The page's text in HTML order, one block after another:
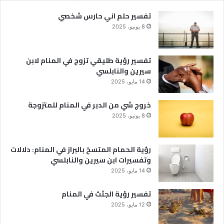
تفسير حلم اني حارس شخصي
8 يونيو، 2025
تفسير رؤية طليقي تزوج في المنام لابن
سيرين والنابلسي
14 مايو، 2025
خروج شي من الدبر في المنام للمتزوجة
8 يونيو، 2025
رؤية الحمام المتسخ بالبراز في المنام: دلالات
وتفسيرات ابن سيرين والنابلسي
14 مايو، 2025
تفسير رؤية الجثث في المنام
12 مايو، 2025